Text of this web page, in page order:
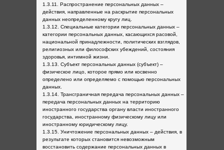
1.3.11. Распространение персональных данных –
действия, направленные на раскрытие персональных
данных неопределенному кругу лиц.
1.3.12. Специальные категории персональных данных –
категории персональных данных, касающихся расовой,
национальной принадлежности, политических взглядов,
религиозных или философских убеждений, состояния
здоровья, интимной жизни.
1.3.13. Субъект персональных данных (субъект) –
физическое лицо, которое прямо или косвенно
определено или определяемо с помощью персональных
данных.
1.3.14. Трансграничная передача персональных данных –
передача персональных данных на территорию
иностранного государства органу власти иностранного
государства, иностранному физическому лицу или
иностранному юридическому лицу.
1.3.15. Уничтожение персональных данных – действия, в
результате которых становится невозможным
восстановить содержание персональных данных в